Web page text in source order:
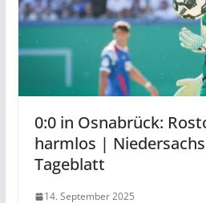
0:0 in Osnabrück:
harmlos |
Tageblatt
14. September 2025